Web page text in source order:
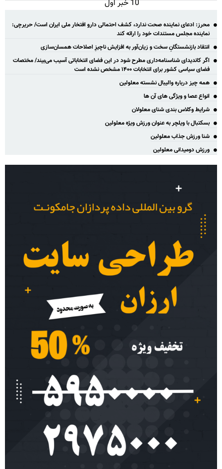
10 خبر اول
محرز: ادعای نماینده صحت ندارد، کشف احتمالی دارو افتخار ملی ایران است/ حریرچی:
نماینده مجلس مستندات خود را ارائه کند
انتقاد بازنشستگانِ سخت و زیان‌آور به افزایش ناچیزِ اصلاحات همسان‌سازی
اگر کاندیدای شناسنامه‌‎داری مطرح شود در این فضای انتخاباتی آسیب می‌بیند/ مختصات
فضای سیاسی کشور برای انتخابات ۱۴۰۰ مشخص نشده است
همه چیز درباره والیبال نشسته معلولین
انواع عصا و ویژگی های آن ها
شرایط وکلاس بندی شنای معلولان
بسکتبال با ویلچر به عنوان ورزش ویژه معلولین
شنا ورزش جذاب معلولین
ورزش دومیدانی معلولین